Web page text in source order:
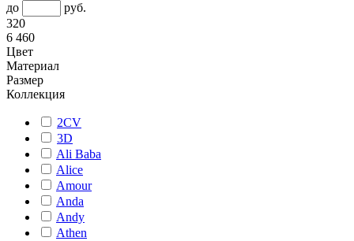
до
руб.
320
6 460
Цвет
Материал
Размер
Коллекция
2CV
3D
Ali Baba
Alice
Amour
Anda
Andy
Athen